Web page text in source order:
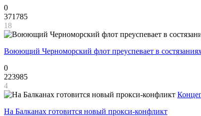
0
371785
18
Воюющий Черноморский флот преуспевает в
0
223985
4
На Балканах готовится новый прокси-конфликт